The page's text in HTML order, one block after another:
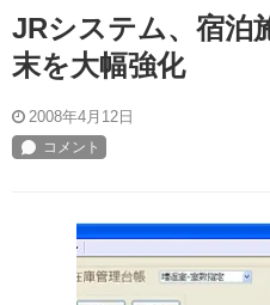
JRシステム、宿泊
末を大幅強化
2008年4月12日